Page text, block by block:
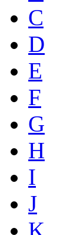
C
D
E
F
G
H
I
J